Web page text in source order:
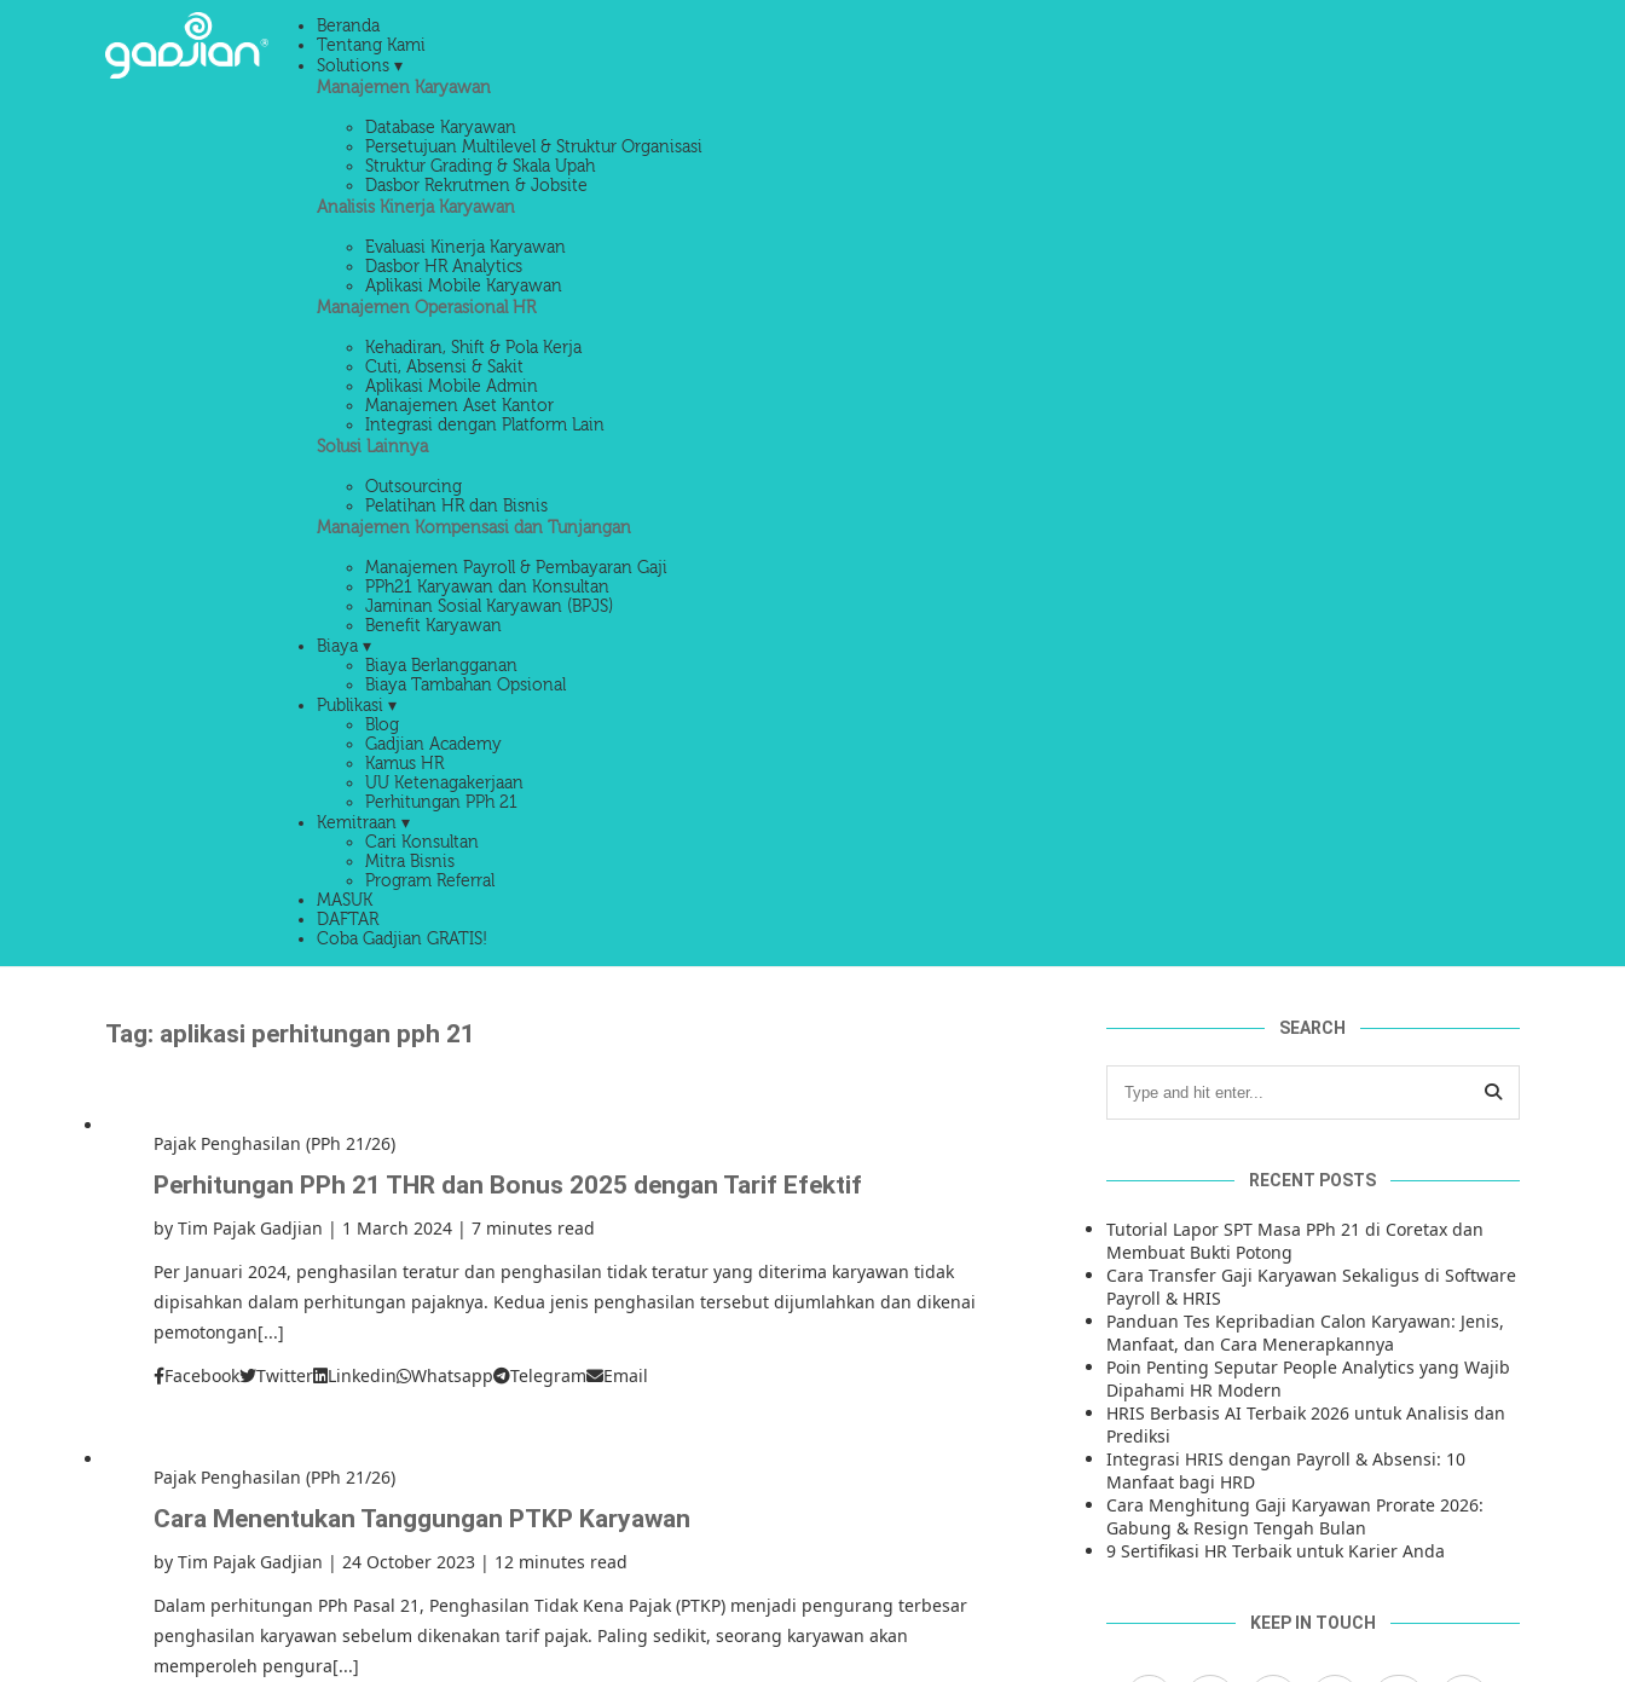
Beranda
Tentang Kami
Solutions ▾
Manajemen Karyawan
Database Karyawan
Persetujuan Multilevel & Struktur Organisasi
Struktur Grading & Skala Upah
Dasbor Rekrutmen & Jobsite
Analisis Kinerja Karyawan
Evaluasi Kinerja Karyawan
Dasbor HR Analytics
Aplikasi Mobile Karyawan
Manajemen Operasional HR
Kehadiran, Shift & Pola Kerja
Cuti, Absensi & Sakit
Aplikasi Mobile Admin
Manajemen Aset Kantor
Integrasi dengan Platform Lain
Solusi Lainnya
Outsourcing
Pelatihan HR dan Bisnis
Manajemen Kompensasi dan Tunjangan
Manajemen Payroll & Pembayaran Gaji
PPh21 Karyawan dan Konsultan
Jaminan Sosial Karyawan (BPJS)
Benefit Karyawan
Biaya ▾
Biaya Berlangganan
Biaya Tambahan Opsional
Publikasi ▾
Blog
Gadjian Academy
Kamus HR
UU Ketenagakerjaan
Perhitungan PPh 21
Kemitraan ▾
Cari Konsultan
Mitra Bisnis
Program Referral
MASUK
DAFTAR
Coba Gadjian GRATIS!
Tag: aplikasi perhitungan pph 21
Pajak Penghasilan (PPh 21/26)
Perhitungan PPh 21 THR dan Bonus 2025 dengan Tarif Efektif
by Tim Pajak Gadjian | 1 March 2024 | 7 minutes read
Per Januari 2024, penghasilan teratur dan penghasilan tidak teratur yang diterima karyawan tidak
dipisahkan dalam perhitungan pajaknya. Kedua jenis penghasilan tersebut dijumlahkan dan dikenai
pemotongan[...]
Facebook
Twitter Linkedin Whatsapp Telegram Email
Pajak Penghasilan (PPh 21/26)
Cara Menentukan Tanggungan PTKP Karyawan
by Tim Pajak Gadjian | 24 October 2023 | 12 minutes read
Dalam perhitungan PPh Pasal 21, Penghasilan Tidak Kena Pajak (PTKP) menjadi pengurang terbesar
penghasilan karyawan sebelum dikenakan tarif pajak. Paling sedikit, seorang karyawan akan
memperoleh pengura[...]
SEARCH
RECENT POSTS
Tutorial Lapor SPT Masa PPh 21 di Coretax dan
Membuat Bukti Potong
Cara Transfer Gaji Karyawan Sekaligus di Software
Payroll & HRIS
Panduan Tes Kepribadian Calon Karyawan: Jenis,
Manfaat, dan Cara Menerapkannya
Poin Penting Seputar People Analytics yang Wajib
Dipahami HR Modern
HRIS Berbasis AI Terbaik 2026 untuk Analisis dan
Prediksi
Integrasi HRIS dengan Payroll & Absensi: 10
Manfaat bagi HRD
Cara Menghitung Gaji Karyawan Prorate 2026:
Gabung & Resign Tengah Bulan
9 Sertifikasi HR Terbaik untuk Karier Anda
KEEP IN TOUCH